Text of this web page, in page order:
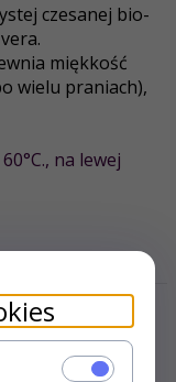
czesanej bio-
miękkość
wielu praniach),
60°C., na lewej